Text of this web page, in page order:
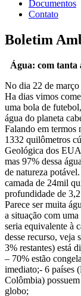
Documentos
Contato
Boletim
Água: com tanta
No dia 22 de
Ha dias vimos
uma bola de
água do planeta
Falando em termos
1332 quilômetros
Geológica dos
mas 97% dessa
de natureza
camada de 24mil
profundidade de
Parece ser muita
a situação com uma
seria equivalente à
desse recurso, veja
3% restantes) está
– 70% estão
imediato;- 6 países
Colômbia)
globo;